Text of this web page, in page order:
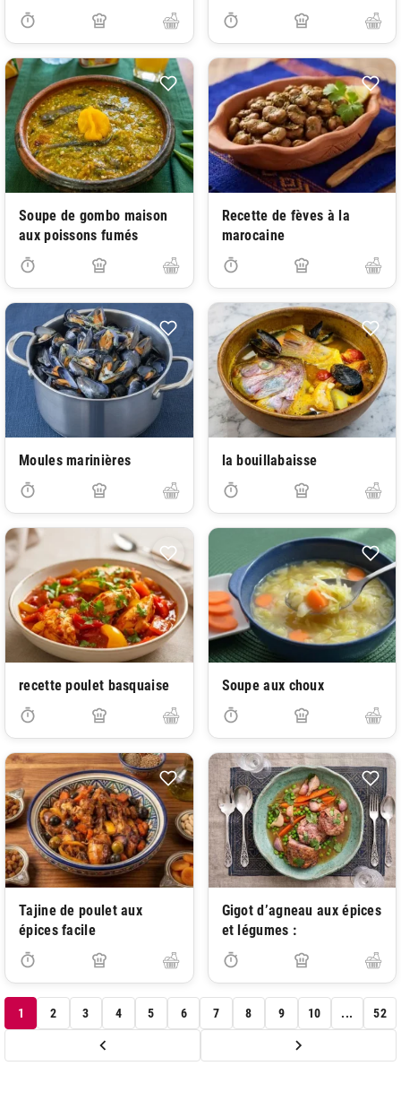
Soupe de gombo maison
aux poissons fumés
Recette de fèves à la
marocaine
Moules marinières la bouillabaisse
recette poulet basquaise Soupe aux choux
Tajine de poulet aux
épices facile
Gigot d’agneau aux épices
et légumes :
1 2 3 4 5 6 7 8 9 10 ... 52